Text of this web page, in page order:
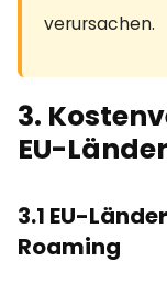
verursachen.
3.
EU-Länder
3.1 EU-
Roaming